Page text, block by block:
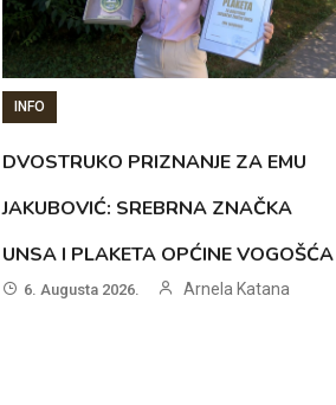
INFO
DVOSTRUKO PRIZNANJE ZA EMU
JAKUBOVIĆ: SREBRNA ZNAČKA
UNSA I PLAKETA OPĆINE VOGOŠĆA
6. Augusta 2026. Arnela Katana